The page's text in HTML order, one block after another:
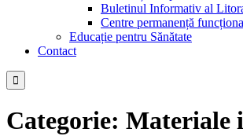
Buletinul Informativ al
Centre permanență
Educație pentru Sănătate
Contact

Categorie: Materiale